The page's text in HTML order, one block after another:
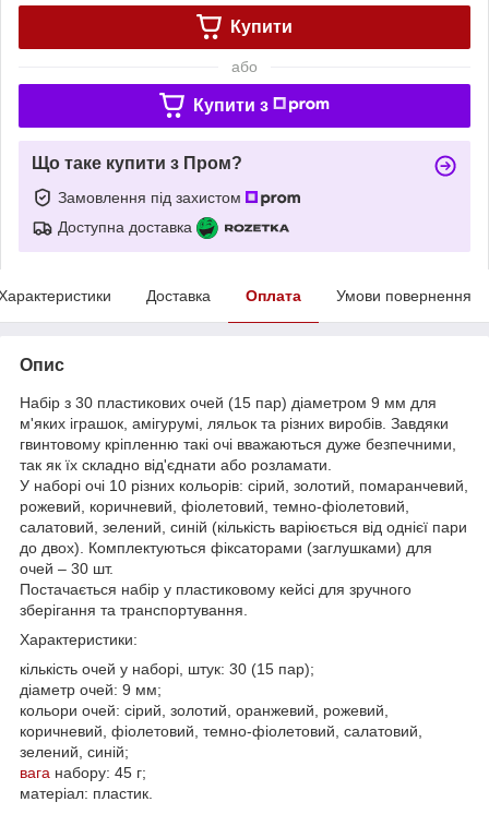
Купити
або
Купити з
Що таке купити з Пром?
Замовлення під захистом
Доступна доставка
Доставка Оплата Умови повернення
Опис
Набір з 30 пластикових очей (15 пар) діаметром 9 мм для
м'яких іграшок, амігурумі, ляльок та різних виробів. Завдяки
гвинтовому кріпленню такі очі вважаються дуже безпечними,
так як їх складно від'єднати або розламати.
У наборі очі 10 різних кольорів: сірий, золотий, помаранчевий,
рожевий, коричневий, фіолетовий, темно-фіолетовий,
салатовий, зелений, синій (кількість варіюється від однієї пари
до двох). Комплектуються фіксаторами (заглушками) для
очей – 30 шт.
Постачається набір у пластиковому кейсі для зручного
зберігання та транспортування.
Характеристики:
кількість очей у наборі, штук: 30 (15 пар);
діаметр очей: 9 мм;
кольори очей: сірий, золотий, оранжевий, рожевий,
коричневий, фіолетовий, темно-фіолетовий, салатовий,
зелений, синій;
вага набору: 45 г;
матеріал: пластик.